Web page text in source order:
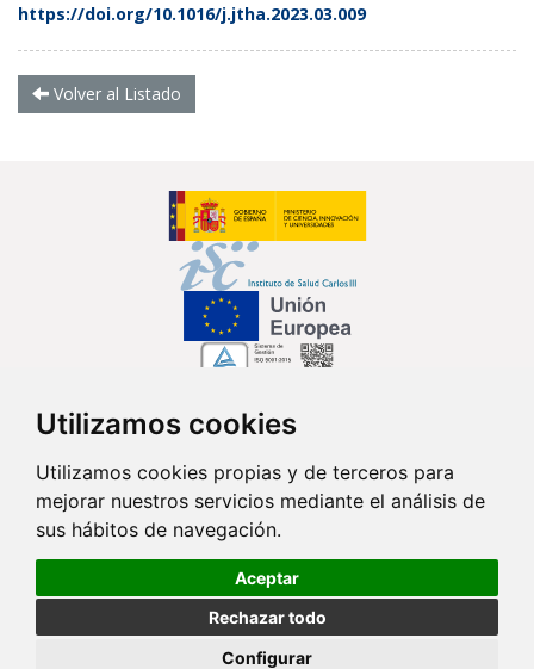
Utilizamos cookies
Utilizamos cookies propias y de terceros para
mejorar nuestros servicios mediante el análisis de
sus hábitos de navegación.
Aceptar
Rechazar todo
Configurar
https://doi.org/10.1016/j.jtha.2023.03.009
Volver al Listado
Síguenos en...
Contacto
Av. Monforte de Lemos, 3-5. Pabellón 11. Planta 0 28029 Madrid
info@ciberisciii.es
Política de Privacidad